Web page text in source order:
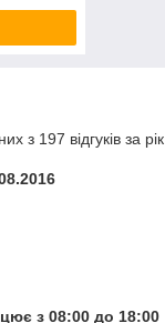
з 197 відгуків за рік
з 08:00 до 18:00